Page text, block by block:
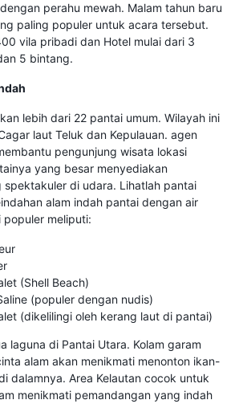
perahu mewah. Malam tahun baru
paling populer untuk acara tersebut.
vila pribadi dan Hotel mulai dari 3
5 bintang.
lebih dari 22 pantai umum. Wilayah ini
laut Teluk dan Kepulauan. agen
pengunjung wisata lokasi
yang besar menyediakan
spektakuler di udara. Lihatlah pantai
alam indah pantai dengan air
populer meliputi:
(Shell Beach)
(populer dengan nudis)
(dikelilingi oleh kerang laut di pantai)
laguna di Pantai Utara. Kolam garam
alam akan menikmati menonton ikan-
dalamnya. Area Kelautan cocok untuk
menikmati pemandangan yang indah